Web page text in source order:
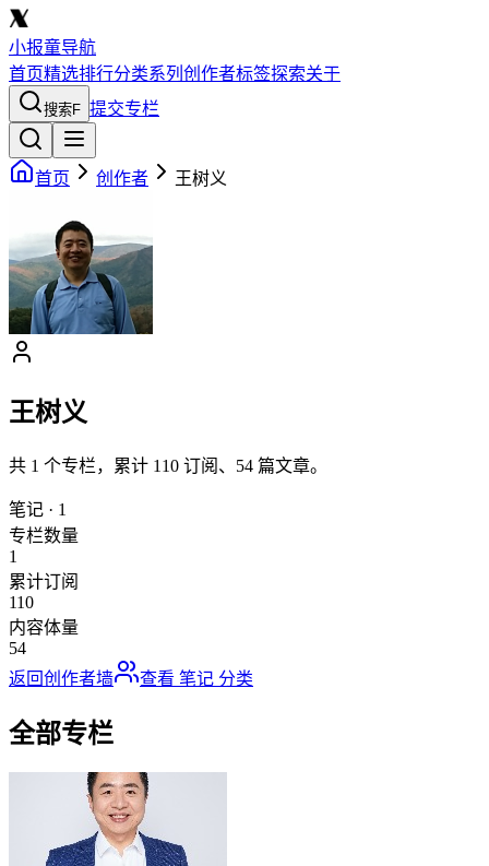
小报童导航
首页精选排行分类系列 创作者标签探索关于
搜索F 提交专栏
首页 创作者 王树义
王树义
共 1 个专栏，累计 110 订阅、 54 篇文章。
笔记 · 1
专栏数量
1
累计订阅
110
内容体量
54
返回创作者墙
查看 笔记 分类
全部专栏